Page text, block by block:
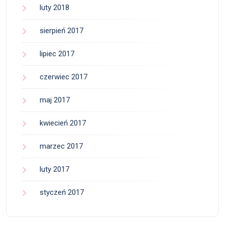
luty 2018
sierpień 2017
lipiec 2017
czerwiec 2017
maj 2017
kwiecień 2017
marzec 2017
luty 2017
styczeń 2017